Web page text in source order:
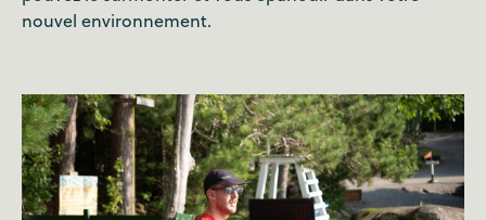
nouvel environnement.